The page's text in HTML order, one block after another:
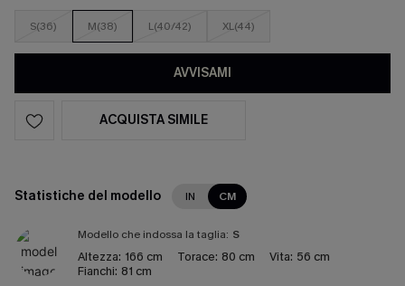
S(36) M(38) L(40/42) XL(44)
AVVISAMI
ACQUISTA SIMILE
Statistiche del modello IN CM
Modello che indossa la taglia: S
Altezza: 166 cm Torace: 80 cm Vita: 56 cm
Fianchi: 81 cm